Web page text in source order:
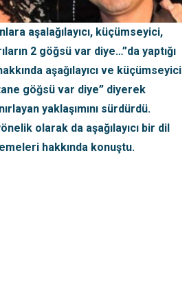
aşalağılayıcı, küçümseyici,
2 göğsü var diye…”da yaptığı
aşağılayıcı ve küçümseyici
göğsü var diye” diyerek
yaklaşımını sürdürdü.
olarak da aşağılayıcı bir dil
hakkında konuştu.